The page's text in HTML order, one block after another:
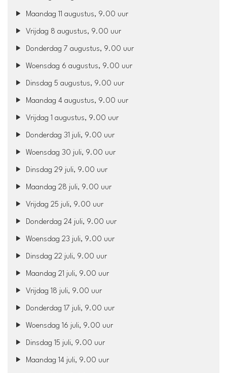
Maandag 11 augustus, 9.00 uur
Vrijdag 8 augustus, 9.00 uur
Donderdag 7 augustus, 9.00 uur
Woensdag 6 augustus, 9.00 uur
Dinsdag 5 augustus, 9.00 uur
Maandag 4 augustus, 9.00 uur
Vrijdag 1 augustus, 9.00 uur
Donderdag 31 juli, 9.00 uur
Woensdag 30 juli, 9.00 uur
Dinsdag 29 juli, 9.00 uur
Maandag 28 juli, 9.00 uur
Vrijdag 25 juli, 9.00 uur
Donderdag 24 juli, 9.00 uur
Woensdag 23 juli, 9.00 uur
Dinsdag 22 juli, 9.00 uur
Maandag 21 juli, 9.00 uur
Vrijdag 18 juli, 9.00 uur
Donderdag 17 juli, 9.00 uur
Woensdag 16 juli, 9.00 uur
Dinsdag 15 juli, 9.00 uur
Maandag 14 juli, 9.00 uur